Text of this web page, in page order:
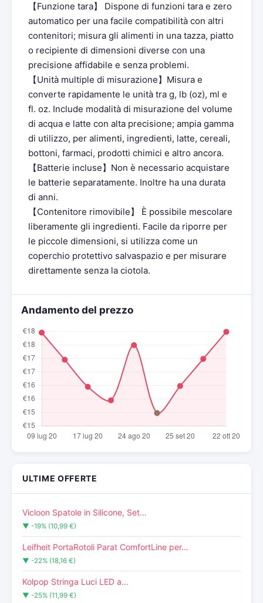
【Funzione tara】 Dispone di funzioni tara e zero
automatico per una facile compatibilità con altri
contenitori; misura gli alimenti in una tazza, piatto
o recipiente di dimensioni diverse con una
precisione affidabile e senza problemi.
【Unità multiple di misurazione】Misura e
converte rapidamente le unità tra g, lb (oz), ml e
fl. oz. Include modalità di misurazione del volume
di acqua e latte con alta precisione; ampia gamma
di utilizzo, per alimenti, ingredienti, latte, cereali,
bottoni, farmaci, prodotti chimici e altro ancora.
【Batterie incluse】Non è necessario acquistare
le batterie separatamente. Inoltre ha una durata
di anni.
【Contenitore rimovibile】 È possibile mescolare
liberamente gli ingredienti. Facile da riporre per
le piccole dimensioni, si utilizza come un
coperchio protettivo salvaspazio e per misurare
direttamente senza la ciotola.
Andamento del prezzo
ULTIME OFFERTE
Vicloon Spatole in Silicone, Set…
▼ -19% (10,99 €)
Leifheit PortaRotoli Parat ComfortLine per…
▼ -22% (18,16 €)
Kolpop Stringa Luci LED a…
▼ -25% (11,99 €)